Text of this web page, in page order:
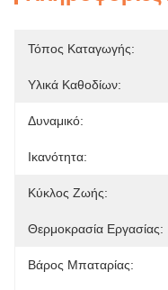
Τόπος Καταγωγής:
Υλικά Καθοδίων:
Δυναμικό:
Ικανότητα:
Κύκλος Ζωής:
Θερμοκρασία Εργασίας:
Βάρος Μπαταρίας: